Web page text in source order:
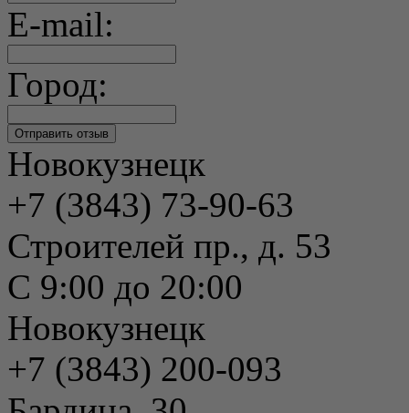
E-mail:
Город:
Новокузнецк
+7 (3843) 73-90-63
Строителей пр., д. 53
С 9:00 до 20:00
Новокузнецк
+7 (3843) 200-093